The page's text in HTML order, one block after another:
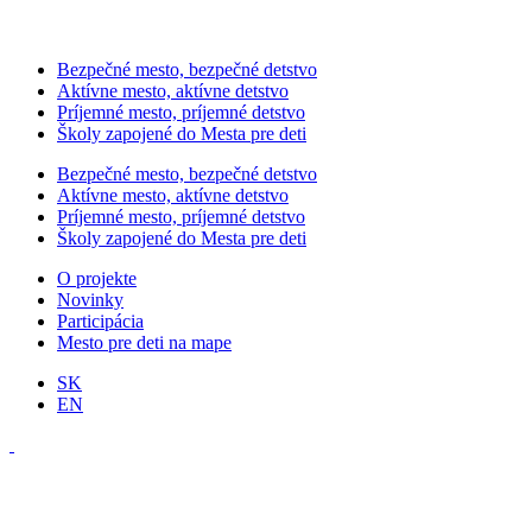
Bezpečné mesto, bezpečné detstvo
Aktívne mesto, aktívne detstvo
Príjemné mesto, príjemné detstvo
Školy zapojené do Mesta pre deti
Bezpečné mesto, bezpečné detstvo
Aktívne mesto, aktívne detstvo
Príjemné mesto, príjemné detstvo
Školy zapojené do Mesta pre deti
O projekte
Novinky
Participácia
Mesto pre deti na mape
SK
EN